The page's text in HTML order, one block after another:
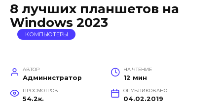
8 лучших планшетов на
Windows 2023
КОМПЬЮТЕРЫ
АВТОР
Администратор
НА ЧТЕНИЕ
12 мин
ПРОСМОТРОВ
54.2к.
ОПУБЛИКОВАНО
04.02.2019